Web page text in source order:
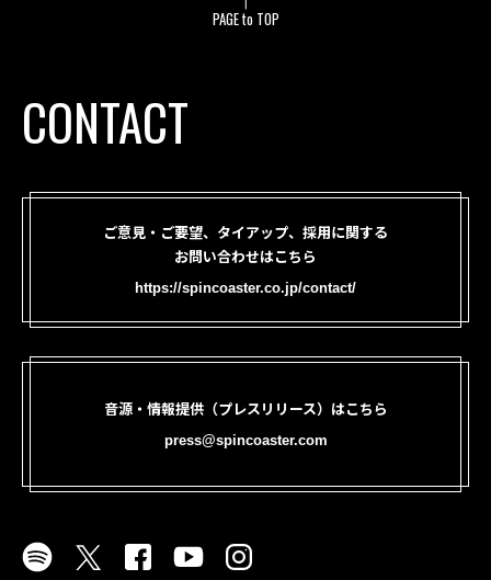
PAGE to TOP
CONTACT
ご意見・ご要望、タイアップ、採用に関する
お問い合わせはこちら
https://spincoaster.co.jp/contact/
音源・情報提供（プレスリリース）はこちら
press@spincoaster.com